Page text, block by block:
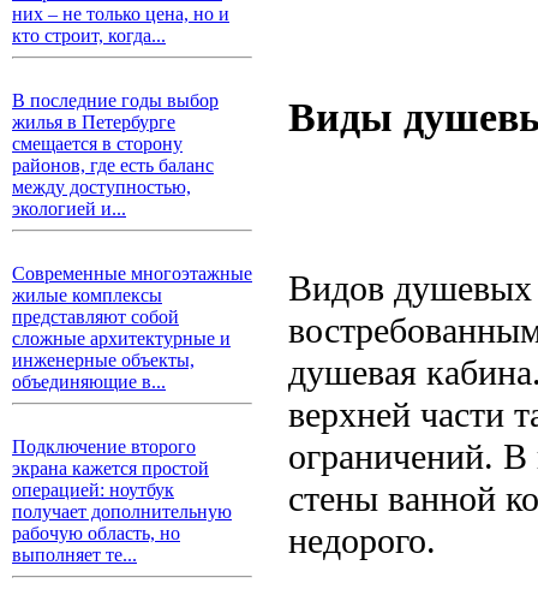
них – не только цена, но и
кто строит, когда...
В последние годы выбор
жилья в Петербурге
смещается в сторону
районов, где есть баланс
между доступностью,
экологией и...
Современные многоэтажные
жилые комплексы
представляют собой
сложные архитектурные и
инженерные объекты,
объединяющие в...
Подключение второго
экрана кажется простой
операцией: ноутбук
получает дополнительную
рабочую область, но
выполняет те...
Виды
Видов душевых
душевая
верхней части
ограничений. В
стены ванной
недорого.